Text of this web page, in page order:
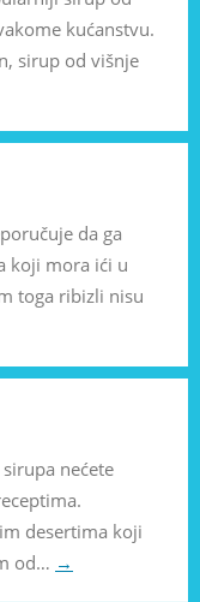
kućanstvu.
sirup od višnje
da ga
koji mora ići u
toga ribizli nisu
nećete
desertima koji
od… →